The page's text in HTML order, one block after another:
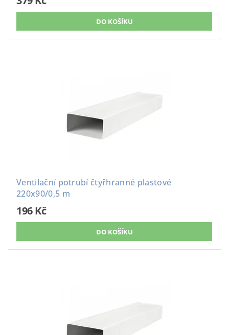
Ventilační potrubí čtyřhranné plastové
220x90/0,5 m
196 Kč